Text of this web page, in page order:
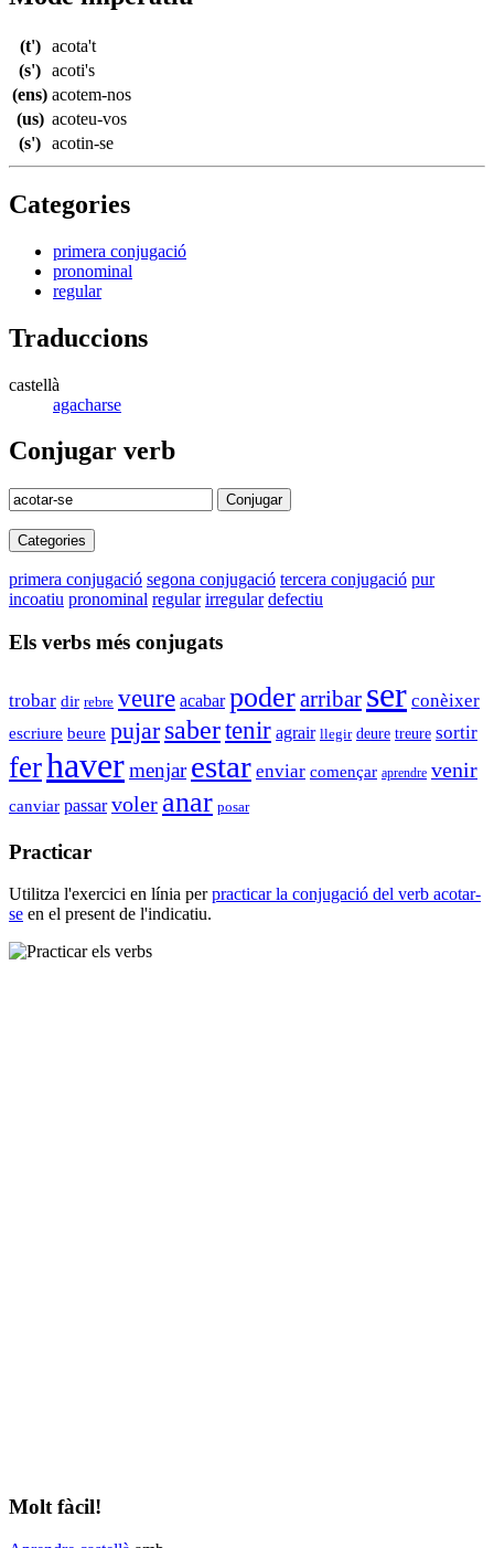
(t')
acota't
(s') acoti's
(ens) acotem-nos
(us) acoteu-vos
(s') acotin-se
Categories
primera conjugació
pronominal
regular
Traduccions
castellà
agacharse
Conjugar verb
Conjugar
Categories
primera conjugació segona conjugació tercera conjugació pur
incoatiu pronominal regular irregular defectiu
Els verbs més conjugats
trobar dir rebre veure acabar poderarribar ser conèixer
escriure beure pujar sabertenir agrair llegir deure treure sortir
ferhavermenjar estar enviar començar aprendre venir
canviar passar voler anar posar
Practicar
Utilitza l'exercici en línia perpracticar la conjugació del verb acotar-
se en el present de l'indicatiu.
Molt fàcil!